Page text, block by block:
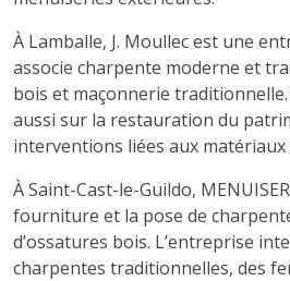
À Lamballe, J. Moullec est une
associe charpente moderne et
bois et maçonnerie
aussi sur la restauration du
interventions liées aux matériaux
À Saint-Cast-le-Guildo,
fourniture et la pose de
d’ossatures bois. L’entreprise
charpentes traditionnelles, des